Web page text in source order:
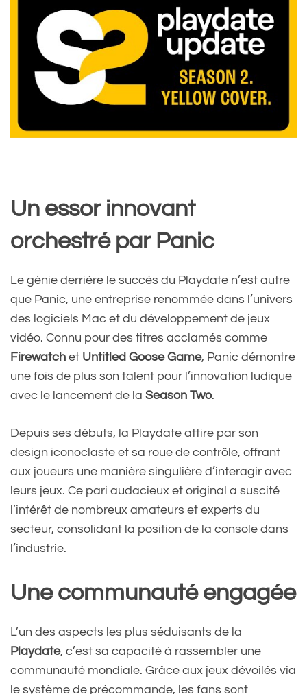
Un essor innovant
orchestré par Panic
Le génie derrière le succès du Playdate n’est autre
que Panic, une entreprise renommée dans l’univers
des logiciels Mac et du développement de jeux
vidéo. Connu pour des titres acclamés comme
Firewatch et Untitled Goose Game, Panic démontre
une fois de plus son talent pour l’innovation ludique
avec le lancement de la Season Two.
Depuis ses débuts, la Playdate attire par son
design iconoclaste et sa roue de contrôle, offrant
aux joueurs une manière singulière d’interagir avec
leurs jeux. Ce pari audacieux et original a suscité
l’intérêt de nombreux amateurs et experts du
secteur, consolidant la position de la console dans
l’industrie.
Une communauté engagée
L’un des aspects les plus séduisants de la
Playdate, c’est sa capacité à rassembler une
communauté mondiale. Grâce aux jeux dévoilés via
le système de précommande, les fans sont